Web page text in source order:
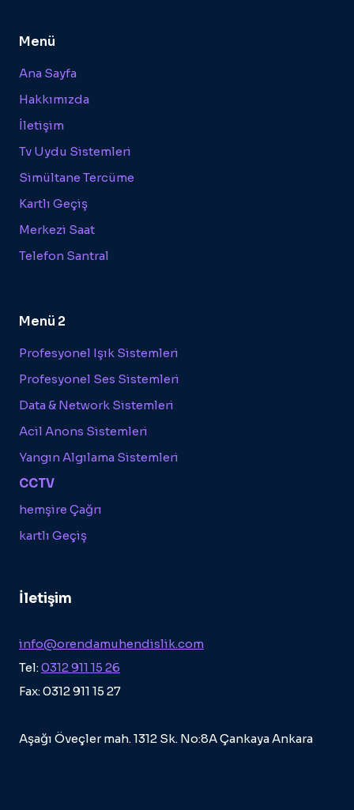
Menü
Ana Sayfa
Hakkımızda
İletişim
Tv Uydu Sistemleri
Simültane Tercüme
Kartlı Geçiş
Merkezi Saat
Telefon Santral
Menü 2
Profesyonel Işık Sistemleri
Profesyonel Ses Sistemleri
Data & Network Sistemleri
Acil Anons Sistemleri
Yangın Algılama Sistemleri
CCTV
hemşire Çağrı
kartlı Geçiş
İletişim
info@orendamuhendislik.com
Tel:0312 911 15 26
Fax: 0312 911 15 27
Aşağı Öveçler mah. 1312 Sk. No:8A Çankaya Ankara